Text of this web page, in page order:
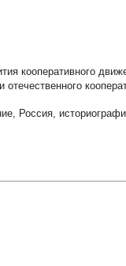
кооперативного
, Россия,